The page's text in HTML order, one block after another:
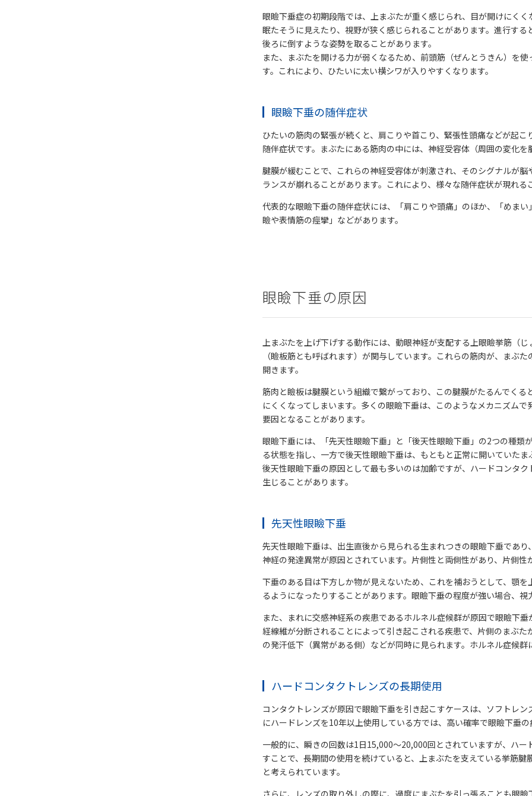
眼瞼下垂症の初期段階では、上まぶたが重く感じられ、目が開けにくく
眠たそうに見えたり、視野が狭く感じられることがあります。進行す
後ろに倒すような姿勢を取ることがあります。
また、まぶたを開ける力が弱くなるため、前頭筋（ぜんとうきん）を
す。これにより、ひたいに太い横シワが入りやすくなります。
眼瞼下垂の随伴症状
ひたいの筋肉の緊張が続くと、肩こりや首こり、緊張性頭痛などが起
随伴症状です。まぶたにある筋肉の中には、神経受容体（周囲の変化を
腱膜が緩むことで、これらの神経受容体が刺激され、そのシグナルが
ランスが崩れることがあります。これにより、様々な随伴症状が現れる
代表的な眼瞼下垂の随伴症状には、「肩こりや頭痛」のほか、「めま
瞼や表情筋の痙攣」などがあります。
眼瞼下垂の原因
上まぶたを上げ下げする動作には、動眼神経が支配する上眼瞼挙筋（
（瞼板筋とも呼ばれます）が関与しています。これらの筋肉が、まぶ
開きます。
筋肉と瞼板は腱膜という組織で繋がっており、この腱膜がたるんでく
にくくなってしまいます。多くの眼瞼下垂は、このようなメカニズム
要因となることがあります。
眼瞼下垂には、「先天性眼瞼下垂」と「後天性眼瞼下垂」の2つの種類
る状態を指し、一方で後天性眼瞼下垂は、もともと正常に開いていたま
後天性眼瞼下垂の原因として最も多いのは加齢ですが、ハードコンタ
生じることがあります。
先天性眼瞼下垂
先天性眼瞼下垂は、出生直後から見られる生まれつきの眼瞼下垂であ
神経の発達異常が原因とされています。片側性と両側性があり、片側性
下垂のある目は下方しか物が見えないため、これを補おうとして、顎
るようになったりすることがあります。眼瞼下垂の程度が強い場合、視
また、まれに交感神経系の疾患であるホルネル症候群が原因で眼瞼下
経線維が分断されることによって引き起こされる疾患で、片側のまぶ
の発汗低下（異常がある側）などが同時に見られます。ホルネル症候群
ハードコンタクトレンズの長期使用
コンタクトレンズが原因で眼瞼下垂を引き起こすケースは、ソフトレ
にハードレンズを10年以上使用している方では、高い確率で眼瞼下垂の
一般的に、瞬きの回数は1日15,000～20,000回とされていますが、ハ
すことで、長期間の使用を続けていると、上まぶたを支えている挙筋
と考えられています。
さらに、レンズの取り外しの際に、過度にまぶたを引っ張ることも眼